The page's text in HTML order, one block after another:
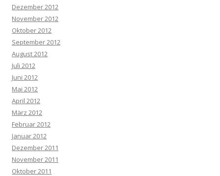
Dezember 2012
November 2012
Oktober 2012
September 2012
August 2012
Juli 2012
Juni 2012
Mai 2012
April 2012
März 2012
Februar 2012
Januar 2012
Dezember 2011
November 2011
Oktober 2011